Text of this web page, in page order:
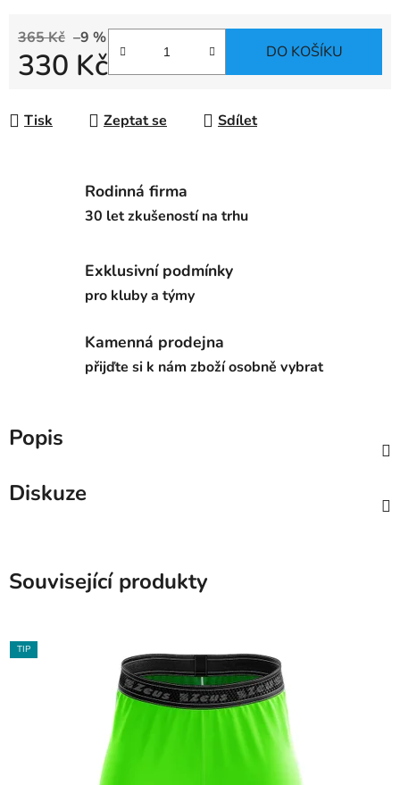
365 Kč –9 %
330 Kč DO KOŠÍKU
Tisk Zeptat se Sdílet
Rodinná firma
30 let zkušeností na trhu
Exklusivní podmínky
pro kluby a týmy
Kamenná prodejna
přijďte si k nám zboží osobně vybrat
Popis
Diskuze
Související produkty
TIP